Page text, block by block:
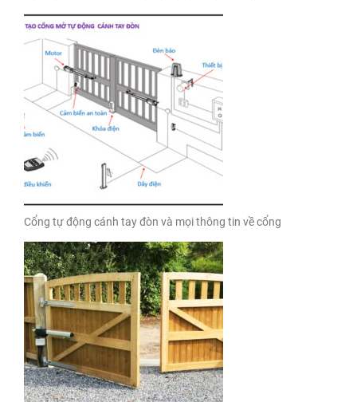
Cổng tự động cánh tay đòn và mọi thông tin về cổng